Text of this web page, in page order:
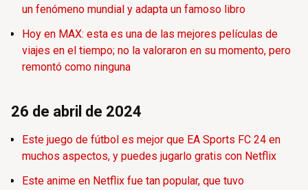
un fenómeno mundial y adapta un famoso libro
Hoy en MAX: esta es una de las mejores películas de
viajes en el tiempo; no la valoraron en su momento, pero
remontó como ninguna
26 de abril de 2024
Este juego de fútbol es mejor que EA Sports FC 24 en
muchos aspectos, y puedes jugarlo gratis con Netflix
Este anime en Netflix fue tan popular, que tuvo